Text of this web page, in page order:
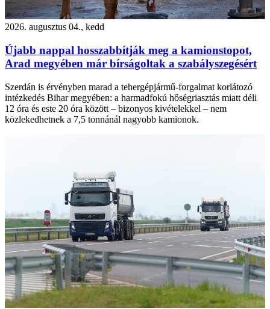
2026. augusztus 04., kedd
Újabb nappal hosszabbítják meg a kamionstopot,
Arad megyében már bírságoltak a szabályszegésért
Szerdán is érvényben marad a tehergépjármű-forgalmat korlátozó
intézkedés Bihar megyében: a harmadfokú hőségriasztás miatt déli
12 óra és este 20 óra között – bizonyos kivételekkel – nem
közlekedhetnek a 7,5 tonnánál nagyobb kamionok.